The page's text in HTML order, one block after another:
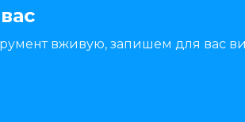
вживую, запишем для вас